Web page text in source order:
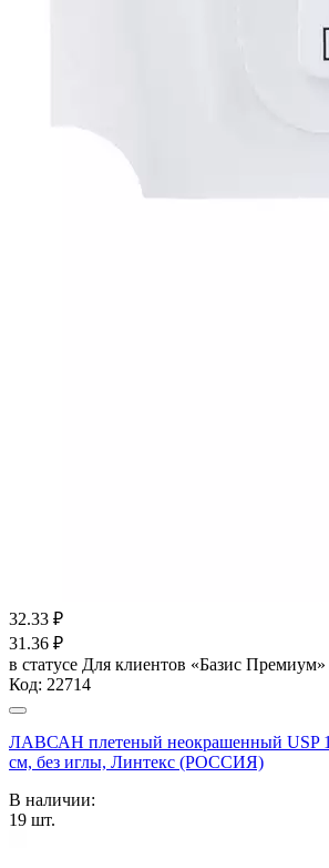
32.33 ₽
31.36 ₽
в статусе Для клиентов «Базис Премиум»
Код: 22714
ЛАВСАН плетеный неокрашенный USP
см, без иглы, Линтекс (РОССИЯ)
В наличии:
19 шт.